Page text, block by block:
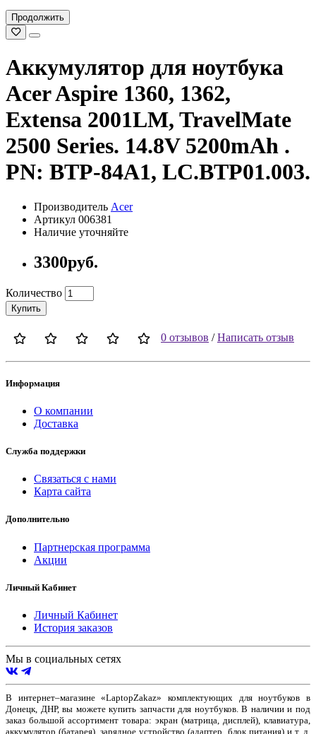
Продолжить
Аккумулятор для ноутбука
Acer Aspire 1360, 1362,
Extensa 2001LM, TravelMate
2500 Series. 14.8V 5200mAh .
PN: BTP-84A1, LC.BTP01.003.
Производитель Acer
Артикул 006381
Наличие уточняйте
3300руб.
Количество
Купить
0 отзывов /Написать отзыв
Информация
О компании
Доставка
Служба поддержки
Связаться с нами
Карта сайта
Дополнительно
Партнерская программа
Акции
Личный Кабинет
Личный Кабинет
История заказов
Мы в социальных сетях
В интернет–магазине «LaptopZakaz» комплектующих для ноутбуков в
Донецк, ДНР, вы можете купить запчасти для ноутбуков. В наличии и под
заказ большой ассортимент товара: экран (матрица, дисплей), клавиатура,
аккумулятор (батарея), зарядное устройство (адаптер, блок питания) и т. д.